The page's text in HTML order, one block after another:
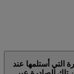
التي أستلمها عند